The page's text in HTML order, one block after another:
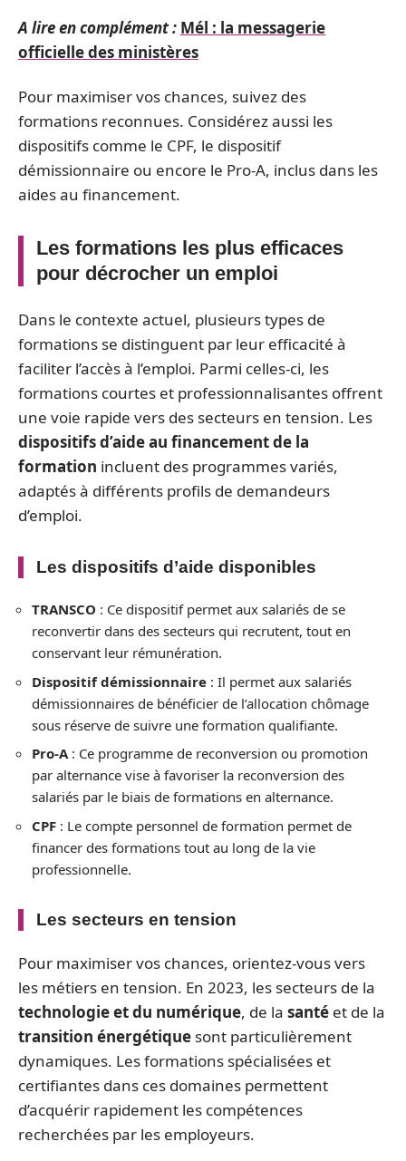
A lire en complément : Mél : la messagerie
officielle des ministères
Pour maximiser vos chances, suivez des
formations reconnues. Considérez aussi les
dispositifs comme le CPF, le dispositif
démissionnaire ou encore le Pro-A, inclus dans les
aides au financement.
Les formations les plus efficaces
pour décrocher un emploi
Dans le contexte actuel, plusieurs types de
formations se distinguent par leur efficacité à
faciliter l’accès à l’emploi. Parmi celles-ci, les
formations courtes et professionnalisantes offrent
une voie rapide vers des secteurs en tension. Les
dispositifs d’aide au financement de la
formation incluent des programmes variés,
adaptés à différents profils de demandeurs
d’emploi.
Les dispositifs d’aide disponibles
TRANSCO : Ce dispositif permet aux salariés de se
reconvertir dans des secteurs qui recrutent, tout en
conservant leur rémunération.
Dispositif démissionnaire : Il permet aux salariés
démissionnaires de bénéficier de l’allocation chômage
sous réserve de suivre une formation qualifiante.
Pro-A: Ce programme de reconversion ou promotion
par alternance vise à favoriser la reconversion des
salariés par le biais de formations en alternance.
CPF : Le compte personnel de formation permet de
financer des formations tout au long de la vie
professionnelle.
Les secteurs en tension
Pour maximiser vos chances, orientez-vous vers
les métiers en tension. En 2023, les secteurs de la
technologie et du numérique, de la santé et de la
transition énergétique sont particulièrement
dynamiques. Les formations spécialisées et
certifiantes dans ces domaines permettent
d’acquérir rapidement les compétences
recherchées par les employeurs.